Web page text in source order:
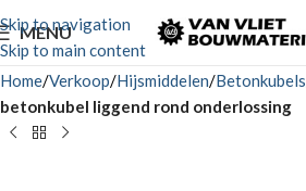
Skip to navigation
Skip to main content
MENU
Home Verkoop Hijsmiddelen Betonkubels
betonkubel liggend rond onderlossing